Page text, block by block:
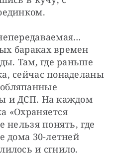
бараках времен
Там, где раньше
сейчас понаделаны
и ДСП. На каждом
«Охраняется
нельзя понять, где
дома 30-летней
и сгнило.